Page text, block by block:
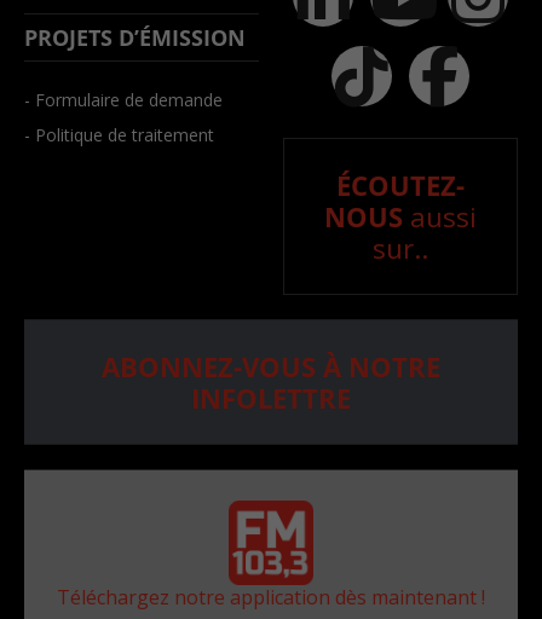
PROJETS D’ÉMISSION
- Formulaire de demande
- Politique de traitement
ÉCOUTEZ-
NOUS aussi
sur..
ABONNEZ-VOUS À NOTRE
INFOLETTRE
Téléchargez notre application dès maintenant !